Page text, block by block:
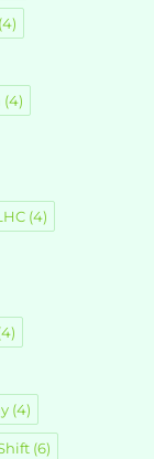
(4)
(4)
(4)
(6)